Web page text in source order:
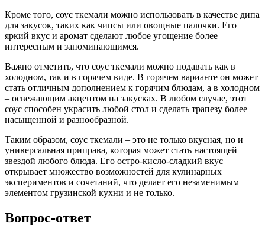
Кроме того, соус ткемали можно использовать в качестве дипа
для закусок, таких как чипсы или овощные палочки. Его
яркий вкус и аромат сделают любое угощение более
интересным и запоминающимся.
Важно отметить, что соус ткемали можно подавать как в
холодном, так и в горячем виде. В горячем варианте он может
стать отличным дополнением к горячим блюдам, а в холодном
– освежающим акцентом на закусках. В любом случае, этот
соус способен украсить любой стол и сделать трапезу более
насыщенной и разнообразной.
Таким образом, соус ткемали – это не только вкусная, но и
универсальная приправа, которая может стать настоящей
звездой любого блюда. Его остро-кисло-сладкий вкус
открывает множество возможностей для кулинарных
экспериментов и сочетаний, что делает его незаменимым
элементом грузинской кухни и не только.
Вопрос-ответ